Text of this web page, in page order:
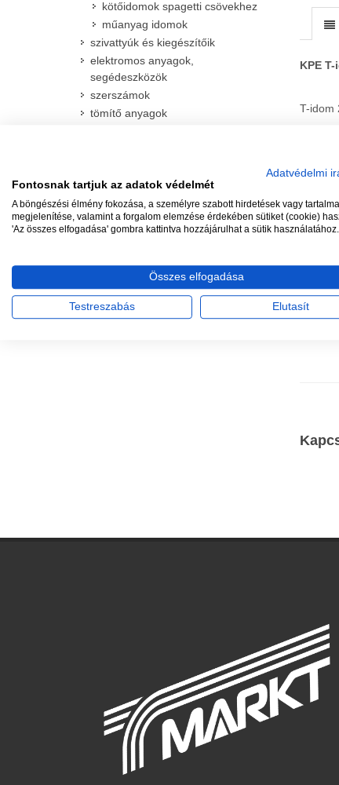
KPE
T-idom
de
kötőidomok spagetti csövekhez
műanyag idomok
szivattyúk és kiegészítőik
elektromos anyagok,
segédeszközök
szerszámok
tömítő anyagok
MEGKAPJA A LEGFRISSEBB
AKCIÓKAT!
Adatvédelmi
Fontosnak tartjuk az adatok védelmét
A böngészési élmény fokozása, a személyre szabott hirdetések vagy
megjelenítése, valamint a forgalom elemzése érdekében sütiket (cookie)
'Az összes elfogadása' gombra kattintva hozzájárulhat a sütik használatához.
Összes elfogadása
Testreszabás Elutasít